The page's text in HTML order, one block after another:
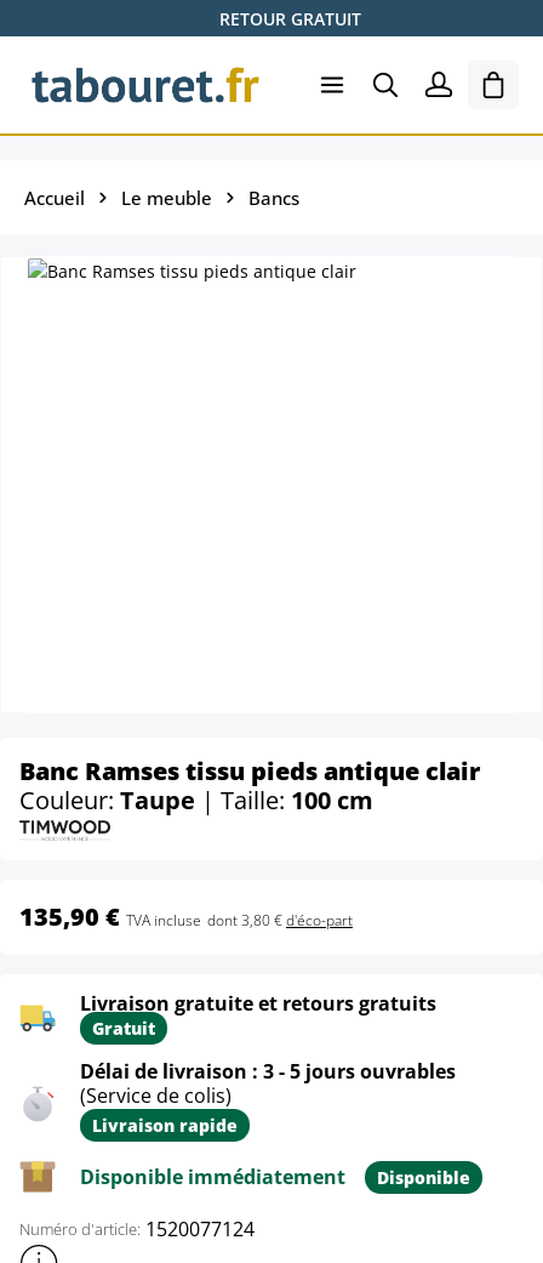
Passer au contenu principalRETOUR GRATUIT
Le
Accueil Le meuble Bancs
Banc Ramses tissu pieds antique clair
Couleur: Taupe | Taille: 100 cm
135,90 € TVA incluse dont 3,80 €d'éco-part
Livraison gratuite et retours gratuits
Gratuit
Délai de livraison : 3 - 5 jours ouvrables
(Service de colis)
Livraison rapide
Disponible immédiatement Disponible
Numéro d'article: 1520077124
Afficher plus d'informations sur le produit